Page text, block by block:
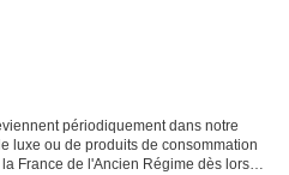
périodiquement dans notre
luxe ou de produits de consommation
France de l'Ancien Régime dès lors